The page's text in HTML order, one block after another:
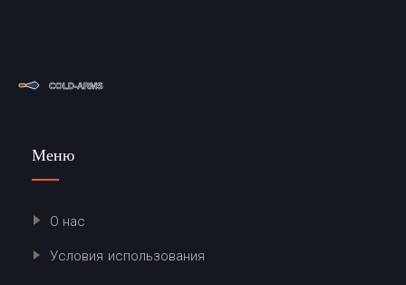
Меню
О нас
Условия использования